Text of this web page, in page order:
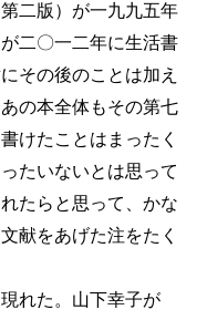
二版）が一九九五年
二〇一二年に生活書
その後のことは加え
の本全体もその第七
けたことはまったく
たいないとは思って
たらと思って、かな
献をあげた注をたく
れた。山下幸子が